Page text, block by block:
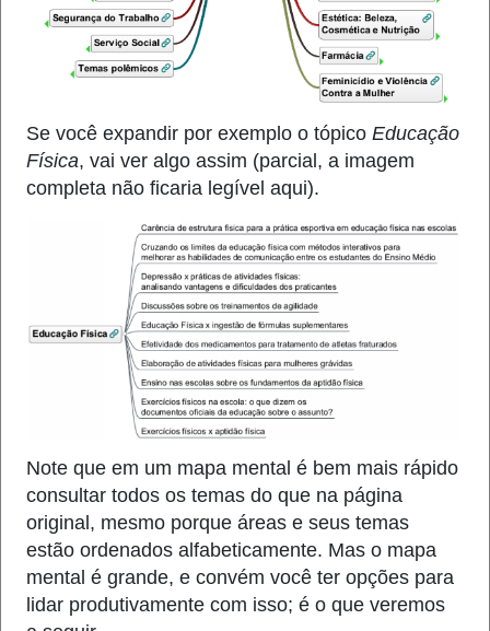
Se você expandir por exemplo o tópicoEducação
Física, vai ver algo assim (parcial, a imagem
completa não ficaria legível aqui).
Note que em um mapa mental é bem mais rápido
consultar todos os temas do que na página
original, mesmo porque áreas e seus temas
estão ordenados alfabeticamente. Mas o mapa
mental é grande, e convém você ter opções para
lidar produtivamente com isso; é o que veremos